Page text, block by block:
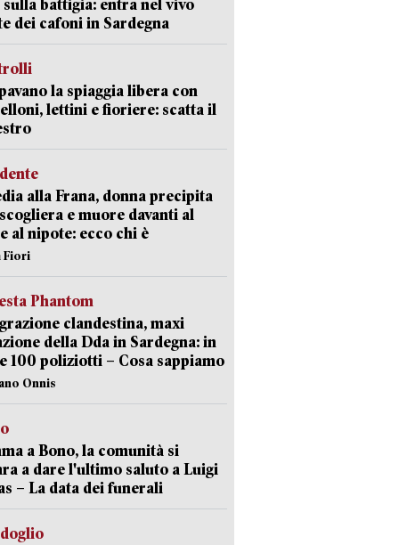
sulla battigia: entra nel vivo
dei cafoni in Sardegna
la spiaggia libera con
lettini e fioriere: scatta il
alla Frana, donna precipita
e muore davanti al
al nipote: ecco chi è
Fiori
Phantom
clandestina, maxi
della Dda in Sardegna: in
100 poliziotti – Cosa sappiamo
Onnis
a Bono, la comunità si
a dare l'ultimo saluto a Luigi
– La data dei funerali